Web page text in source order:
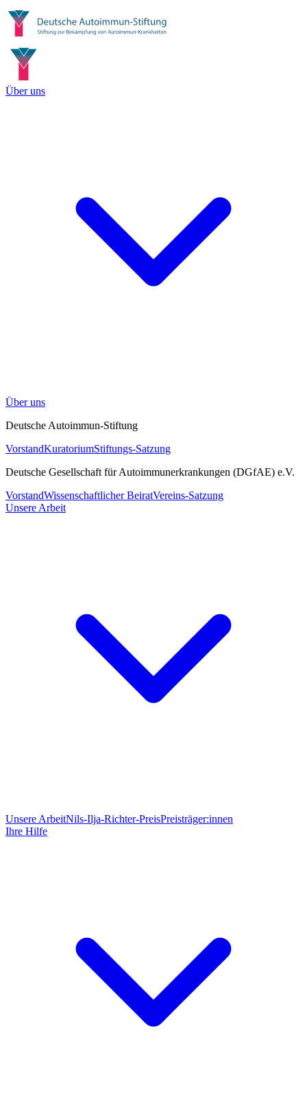
Über uns
Über uns
Deutsche Autoimmun-Stiftung
VorstandKuratoriumStiftungs-Satzung
Deutsche Gesellschaft für Autoimmunerkrankungen (DGfAE) e.V.
VorstandWissenschaftlicher BeiratVereins-Satzung
Unsere Arbeit
Unsere ArbeitNils-Ilja-Richter-PreisPreisträger:innen
Ihre Hilfe